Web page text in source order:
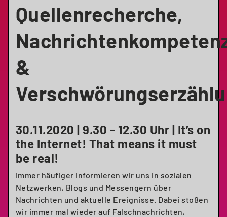
Quellenrecherche,
&
30.11.2020 | 9.30 - 12.30 Uhr | It’s on
the Internet! That means it must
be real!
Immer häufiger informieren wir uns in sozialen
Netzwerken, Blogs und Messengern über
Nachrichten und aktuelle Ereignisse. Dabei stoßen
wir immer mal wieder auf Falschnachrichten,